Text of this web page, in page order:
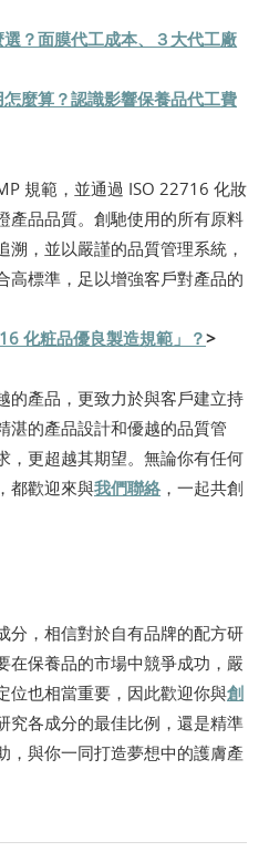
？面膜代工成本、３大代工廠
麼算？認識影響保養品代工費
規範，並通過 ISO 22716 化妝
產品品質。創馳使用的所有原料
，並以嚴謹的品質管理系統，
高標準，足以增強客戶對產品的
化粧品優良製造規範」？>
的產品，更致力於與客戶建立持
湛的產品設計和優越的品質管
，更超越其期望。無論你有任何
都歡迎來與我們聯絡 ，一起共創
分，相信對於自有品牌的配方研
在保養品的市場中競爭成功，嚴
位也相當重要，因此歡迎你與創
究各成分的最佳比例，還是精準
，與你一同打造夢想中的護膚產